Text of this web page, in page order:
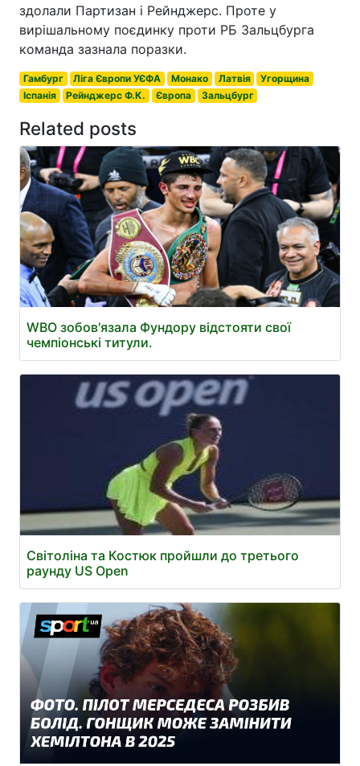
здолали Партизан і Рейнджерс. Проте у
вирішальному поєдинку проти РБ Зальцбурга
команда зазнала поразки.
Гамбург Ліга Європи УЄФА Монако Латвія
Угорщина
Іспанія
Рейнджерс Ф.К. Європа Зальцбург
Related posts
WBO зобов'язала Фундору відстояти свої
чемпіонські титули.
Світоліна та Костюк пройшли до третього
раунду US Open